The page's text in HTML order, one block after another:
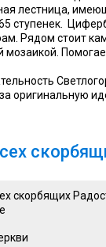
лестница,
ступенек.
Рядом стоит
оригинальную
скорбящих